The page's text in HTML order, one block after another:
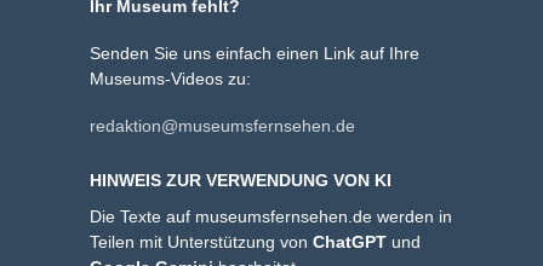
Ihr Museum fehlt?
Senden Sie uns einfach einen Link auf Ihre
Museums-Videos zu:
redaktion@museumsfernsehen.de
HINWEIS ZUR VERWENDUNG VON KI
Die Texte auf museumsfernsehen.de werden in
Teilen mit Unterstützung von ChatGPT und